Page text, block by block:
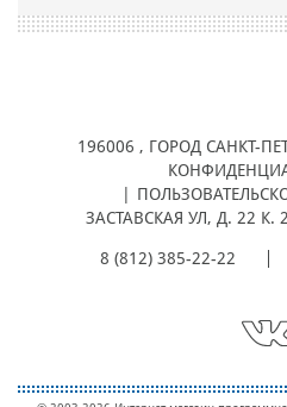
196006 , ГОРОД САНКТ-
ЗАСТАВСКАЯ УЛ, Д. 22 К.
8 (812) 385-22-22